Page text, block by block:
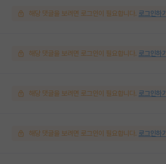
해당 댓글을 보려면 로그인이 필요합니다. 로그인하기
해당 댓글을 보려면 로그인이 필요합니다. 로그인하기
해당 댓글을 보려면 로그인이 필요합니다. 로그인하기
해당 댓글을 보려면 로그인이 필요합니다. 로그인하기